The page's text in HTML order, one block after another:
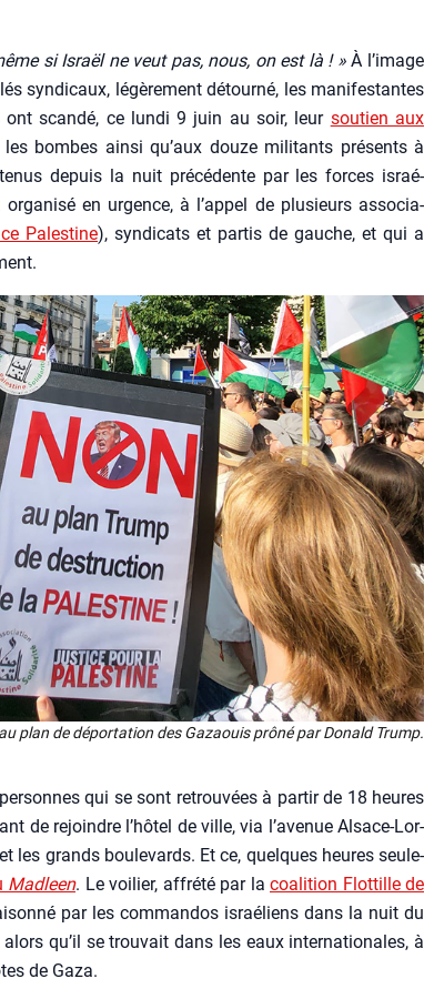
si Israël ne veut pas, nous, on est là ! »À l’i­mage
syn­di­caux, légè­re­ment détour­né, les mani­fes­tantes
scan­dé, ce lun­di 9 juin au soir, leur sou­tien aux
bombes ain­si qu’aux douze mili­tants pré­sents à
depuis la nuit pré­cé­dente par les forces israé­
orga­ni­sé en urgence, à l’ap­pel de plu­sieurs asso­cia­
Pales­tine), syn­di­cats et par­tis de gauche, et qui a
plan de dépor­ta­tion des Gazaouis prô­né par Donald Trump.
qui se sont retrou­vées à par­tir de 18 heures
de rejoindre l’hô­tel de ville, via l’a­ve­nue Alsace-Lor­
les grands bou­le­vards. Et ce, quelques heures seule­
Mad­leen. Le voi­lier, affré­té par la coa­li­tion Flot­tille de
par les com­man­dos israé­liens dans la nuit du
qu’il se trou­vait dans les eaux inter­na­tio­nales, à
de Gaza.